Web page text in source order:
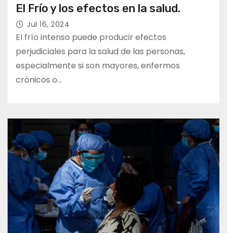
El Frío y los efectos en la salud.
Jul 16, 2024
El frío intenso puede producir efectos
perjudiciales para la salud de las personas,
especialmente si son mayores, enfermos
crónicos o…